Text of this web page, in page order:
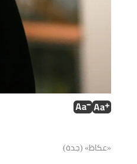
«عكاظ» (جدة)